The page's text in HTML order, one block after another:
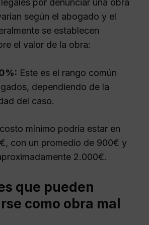
según el abogado y el
se establecen
el valor de la obra:
Este es el rango común
dependiendo de la
del caso.
mínimo podría estar en
con un promedio de 900€ y
2.000€.
que pueden
como obra mal